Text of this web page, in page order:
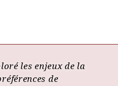
les enjeux de la
de